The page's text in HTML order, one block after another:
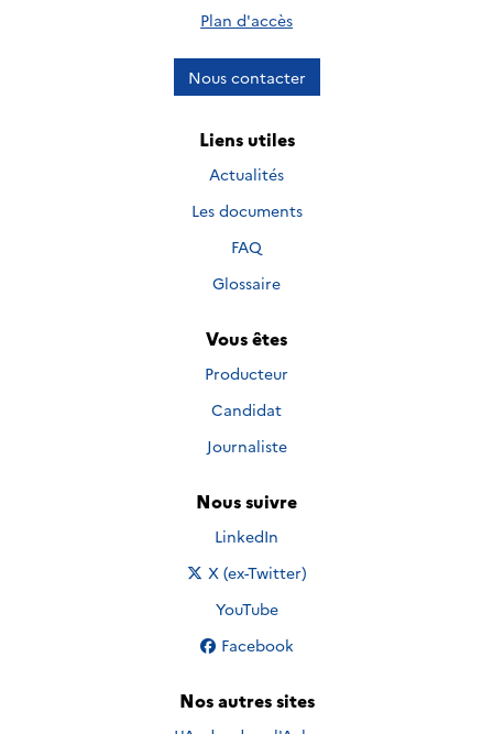
Plan d'accès
Nous contacter
Liens utiles
Actualités
Les documents
FAQ
Glossaire
Vous êtes
Producteur
Candidat
Journaliste
Nous suivre
Nous suivre sur
LinkedIn
Nous suivre sur
X (ex-Twitter)
Nous suivre sur
YouTube
Nous suivre sur
Facebook
Nos autres sites